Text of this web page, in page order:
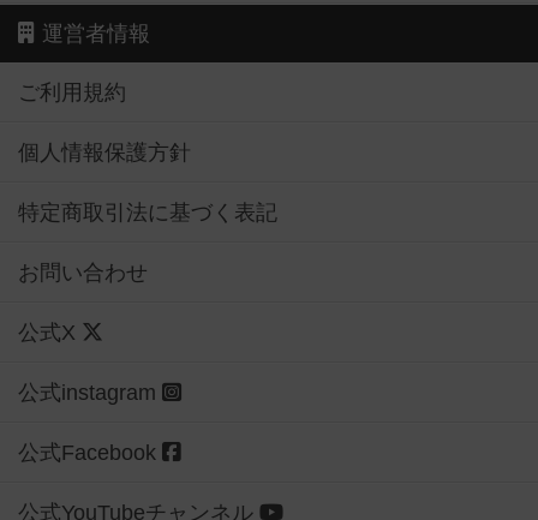
運営者情報
ご利用規約
個人情報保護方針
特定商取引法に基づく表記
お問い合わせ
公式X
公式instagram
公式Facebook
公式YouTubeチャンネル